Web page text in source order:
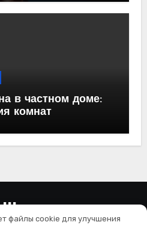
в частном доме:
комнат
файлы cookie для улучшения